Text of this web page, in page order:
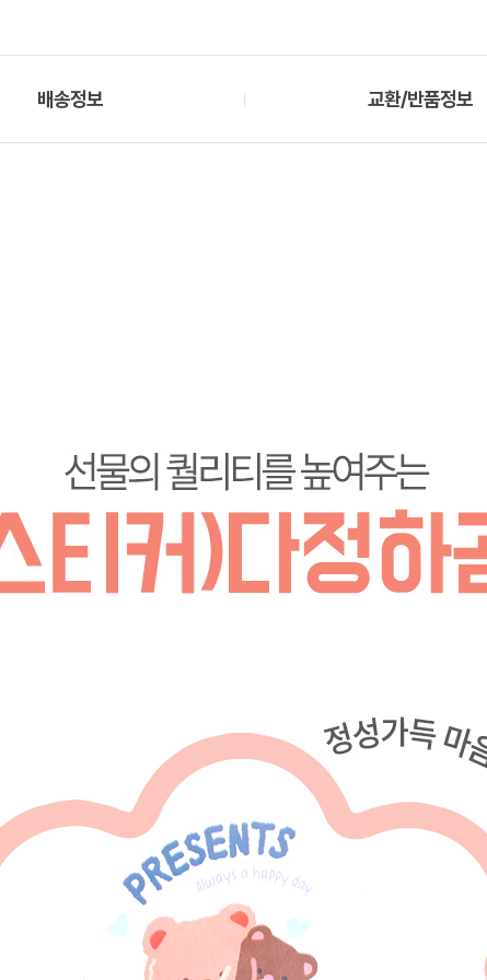
배송정보 교환/반품정보